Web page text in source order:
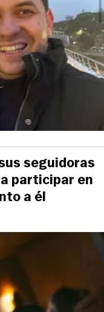
seguidoras
participar en
a él